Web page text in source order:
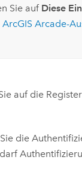
Sie auf Diese
ArcGIS Arcade-
auf die
die